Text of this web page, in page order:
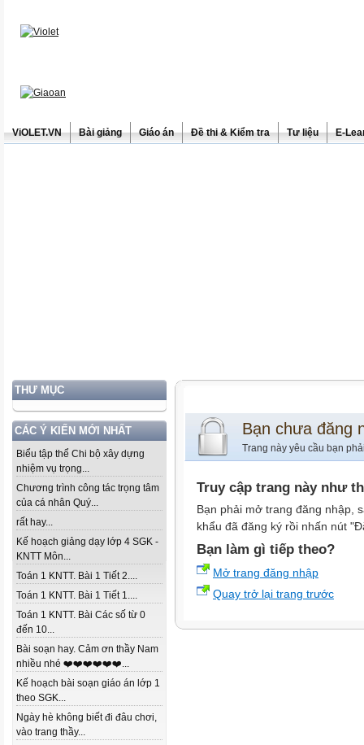
ViOLET.VN Bài giảng Giáo án Đề thi & Kiểm tra Tư liệu E-
THƯ MỤC
CÁC Ý KIẾN MỚI NHẤT
Biểu tập thể Chi bộ xây dựng
nhiệm vụ trọng...
Chương trình công tác trọng tâm
của cá nhân Quý...
rất hay...
Kế hoạch giảng dạy lớp 4 SGK -
KNTT Môn...
Toán 1 KNTT. Bài 1 Tiết 2....
Toán 1 KNTT. Bài 1 Tiết 1....
Toán 1 KNTT. Bài Các số từ 0
đến 10...
Bài soạn hay. Cảm ơn thầy Nam
nhiều nhé ❤️❤️❤️❤️❤️❤️...
Kế hoạch bài soạn giáo án lớp 1
theo SGK...
Ngày hè không biết đi đâu chơi,
vào trang thầy...
Bạn chưa đăng
Trang này yêu cầu bạn
Truy cập trang này như
Bạn phải mở trang đăng nhập,
khẩu đã đăng ký rồi nhấn nút
Bạn làm gì tiếp theo?
Mở trang đăng nhập
Quay trở lại trang trước